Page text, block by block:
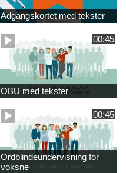
Adgangskortet med tekster
00:45
OBU med tekster
00:45
Ordblindeundervisning for
voksne